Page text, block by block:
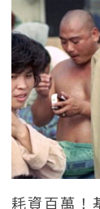
耗資百萬！